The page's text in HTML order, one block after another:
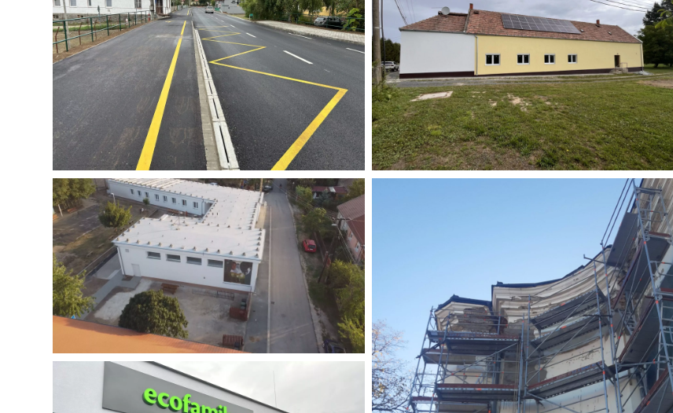
Épület, közterek és utak
Ajka-Tósokberénd Kerékpárút és
közműépítés
Rigács Faluház energetikai korszerűsítése
Oktatási intézmény
Halimba Iskola épületek energetikai
felújítása